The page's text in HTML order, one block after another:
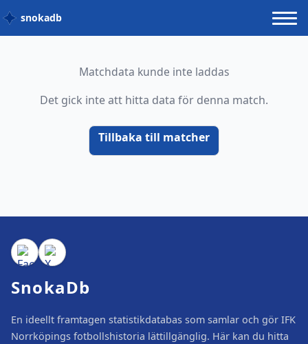
snokadb
Matchdata kunde inte laddas
Det gick inte att hitta data för denna match.
Tillbaka till matcher
SnokaDb
En ideellt framtagen statistikdatabas som samlar och gör IFK
Norrköpings fotbollshistoria lättillgänglig. Här kan du hitta